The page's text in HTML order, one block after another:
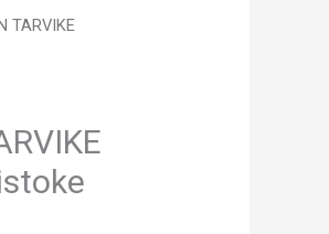
TARVIKE